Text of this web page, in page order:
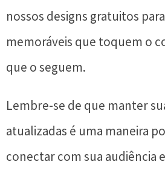
nossos designs gratuitos
memoráveis que toquem o
que o seguem.
Lembre-se de que manter
atualizadas é uma maneira
conectar com sua audiência